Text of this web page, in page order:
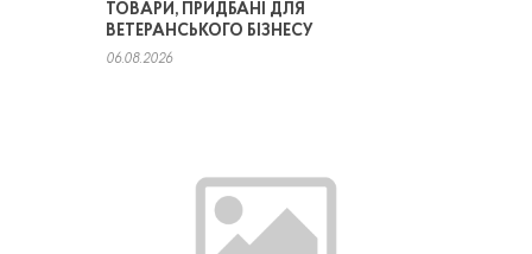
ТОВАРИ, ПРИДБАНІ ДЛЯ
ВЕТЕРАНСЬКОГО БІЗНЕСУ
06.08.2026